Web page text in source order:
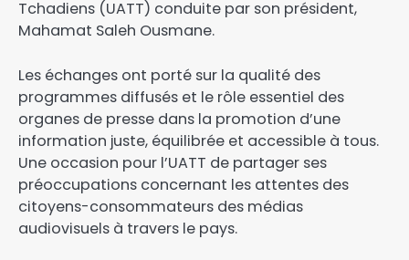
Tchadiens (UATT) conduite par son président,
Mahamat Saleh Ousmane.
Les échanges ont porté sur la qualité des
programmes diffusés et le rôle essentiel des
organes de presse dans la promotion d’une
information juste, équilibrée et accessible à tous.
Une occasion pour l’UATT de partager ses
préoccupations concernant les attentes des
citoyens-consommateurs des médias
audiovisuels à travers le pays.